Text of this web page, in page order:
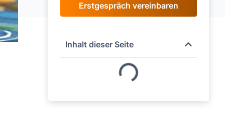
Erstgespräch vereinbaren
Inhalt dieser Seite